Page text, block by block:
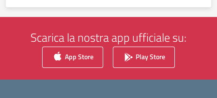
Scarica la nostra app ufficiale su:
App Store Play Store